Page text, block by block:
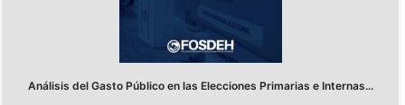
Análisis del Gasto Público en las Elecciones Primarias e Internas...